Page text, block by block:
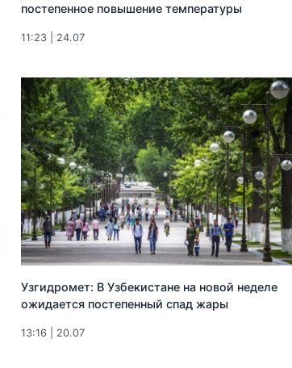
постепенное повышение температуры
11:23 | 24.07
Узгидромет: В Узбекистане на новой неделе
ожидается постепенный спад жары
13:16 | 20.07